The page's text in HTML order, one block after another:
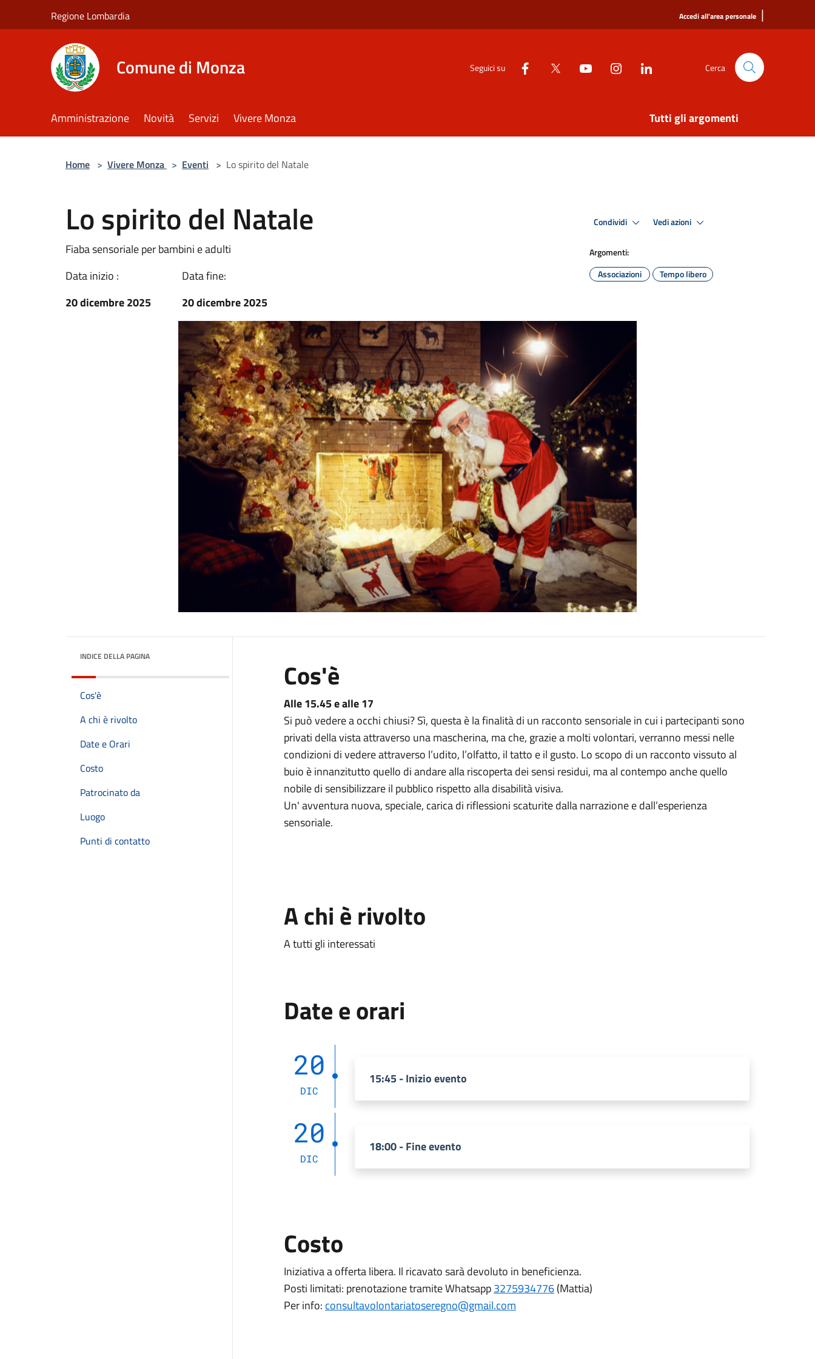
Regione Lombardia Accedi all'area personale |
Comune di Monza Seguici su Cerca
Amministrazione Novità Servizi Vivere Monza Tutti gli argomenti
Home > Vivere Monza > Eventi > Lo spirito del Natale
Lo spirito del Natale
Fiaba sensoriale per bambini e adulti
Data inizio :
20 dicembre 2025
Data fine:
20 dicembre 2025
Condividi Vedi azioni
Argomenti:
Associazioni
Tempo libero
INDICE DELLA PAGINA
Cos'è
A chi è rivolto
Date e Orari
Costo
Patrocinato da
Luogo
Punti di contatto
Cos'è
Alle 15.45 e alle 17
Si può vedere a occhi chiusi? Sì, questa è la finalità di un racconto sensoriale in cui i partecipanti sono
privati della vista attraverso una mascherina, ma che, grazie a molti volontari, verranno messi nelle
condizioni di vedere attraverso l’udito, l’olfatto, il tatto e il gusto. Lo scopo di un racconto vissuto al
buio è innanzitutto quello di andare alla riscoperta dei sensi residui, ma al contempo anche quello
nobile di sensibilizzare il pubblico rispetto alla disabilità visiva.
Un' avventura nuova, speciale, carica di riflessioni scaturite dalla narrazione e dall’esperienza
sensoriale.
A chi è rivolto
A tutti gli interessati
Date e orari
20
DIC
15:45 - Inizio evento
20
DIC
18:00 - Fine evento
Costo
Iniziativa a offerta libera. Il ricavato sarà devoluto in beneficienza.
Posti limitati: prenotazione tramite Whatsapp3275934776(Mattia)
Per info: consultavolontariatoseregno@gmail.com